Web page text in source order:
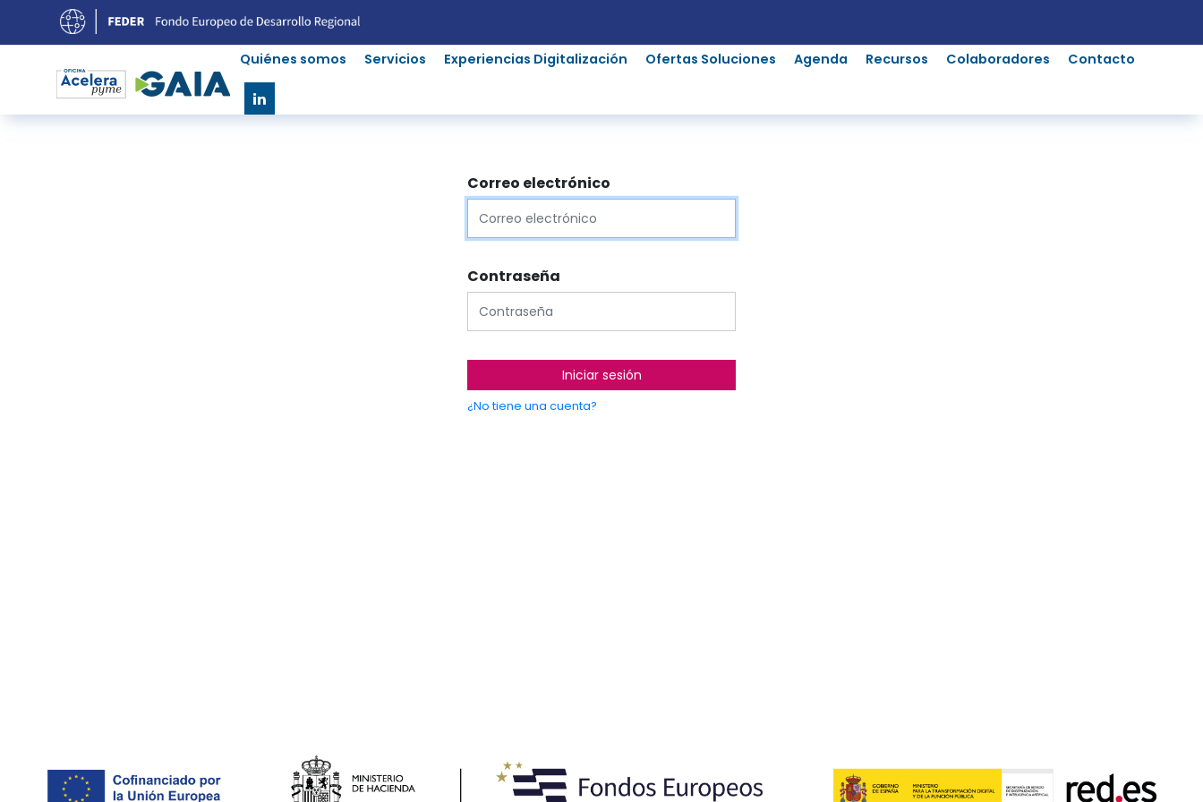
Quiénes somos Servicios Experiencias Digitalización Ofertas Soluciones Agenda Recursos Colaboradores Contacto
Correo electrónico
Contraseña
Iniciar sesión
¿No tiene una cuenta?